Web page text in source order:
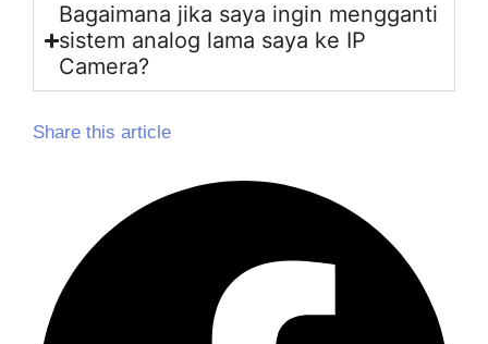
Bagaimana jika saya ingin mengganti
sistem analog lama saya ke IP
Camera?
Share this article